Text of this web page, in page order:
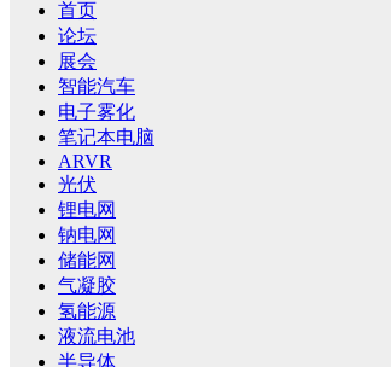
首页
论坛
展会
智能汽车
电子雾化
笔记本电脑
ARVR
光伏
锂电网
钠电网
储能网
气凝胶
氢能源
液流电池
半导体